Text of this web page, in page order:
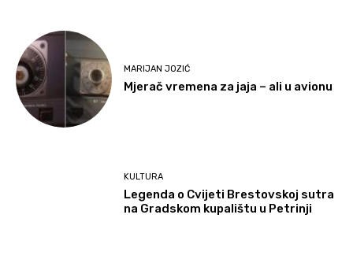
MARIJAN JOZIĆ
Mjerač vremena za jaja – ali u avionu
KULTURA
Legenda o Cvijeti Brestovskoj sutra
na Gradskom kupalištu u Petrinji